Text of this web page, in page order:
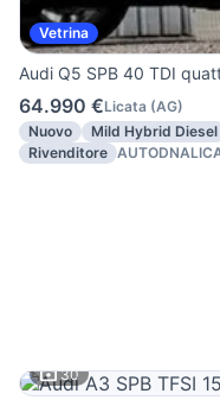
Vetrina
Audi Q5 SPB 40 TDI
64.990 €Licata (AG)
Nuovo
Mild Hybrid Diesel
Rivenditore
30